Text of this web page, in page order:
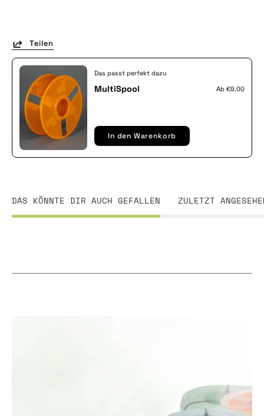
Teilen
Das passt perfekt dazu
MultiSpool Аb €9,00
In den Warenkorb
DAS KÖNNTE DIR AUCH GEFALLEN ZULETZT